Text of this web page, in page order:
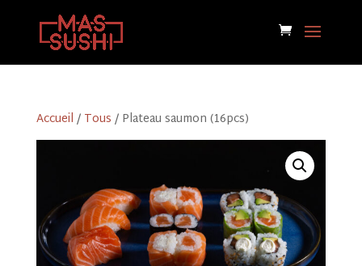
Accueil / Tous / Plateau saumon (16pcs)